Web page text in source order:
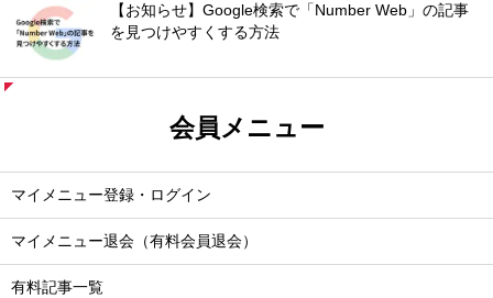
【お知らせ】Google検索で「Number Web」の記事
を見つけやすくする方法
会員メニュー
マイメニュー登録・ログイン
マイメニュー退会（有料会員退会）
有料記事一覧